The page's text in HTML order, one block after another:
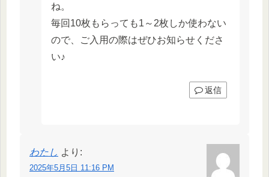
ね。
毎回10枚もらっても1～2枚しか使わない
ので、ご入用の際はぜひお知らせくださ
い♪
返信
わたし より:
2025年5月5日 11:16 PM